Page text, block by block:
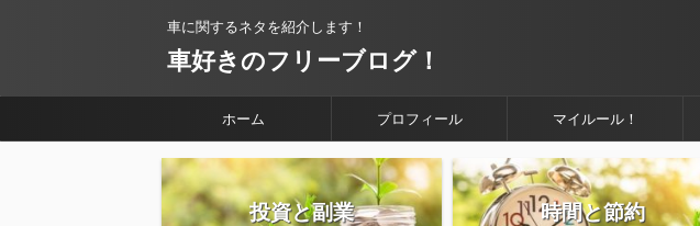
車に関するネタを紹介します！
車好きのフリーブログ！
ホーム プロフィール マイルール！
投資と副業 時間と節約